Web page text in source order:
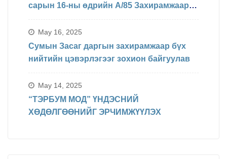
сарын 16-ны өдрийн А/85 Захирамжаар
явагдахаар болсон.
May 16, 2025
Сумын Засаг даргын захирамжаар бүх
нийтийн цэвэрлэгээг зохион байгуулав
May 14, 2025
“ТЭРБУМ МОД” ҮНДЭСНИЙ
ХӨДӨЛГӨӨНИЙГ ЭРЧИМЖҮҮЛЭХ